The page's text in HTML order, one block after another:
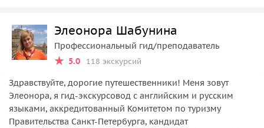
Элеонора Шабунина
Профессиональный гид/преподаватель
5.0
118 экскурсий
Здравствуйте, дорогие путешественники! Меня зовут
Элеонора, я гид-экскурсовод с английским и русским
языками, аккредитованный Комитетом по туризму
Правительства Санкт-Петербурга, кандидат